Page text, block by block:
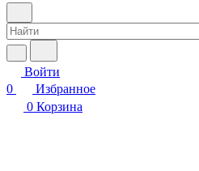
Войти
0
Избранное
0 Корзина